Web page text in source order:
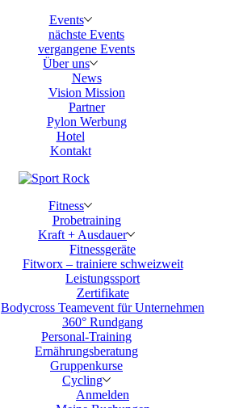
Events
nächste Events
vergangene Events
Über uns
News
Vision Mission
Partner
Pylon Werbung
Hotel
Kontakt
Fitness
Probetraining
Kraft + Ausdauer
Fitnessgeräte
Fitworx – trainiere schweizweit
Leistungssport
Zertifikate
Bodycross Teamevent für Unternehmen
360° Rundgang
Personal-Training
Ernährungsberatung
Gruppenkurse
Cycling
Anmelden